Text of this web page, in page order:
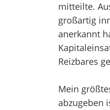
mitteilte.
großartig
anerkannt
Reizbares
Mein
abzugeben